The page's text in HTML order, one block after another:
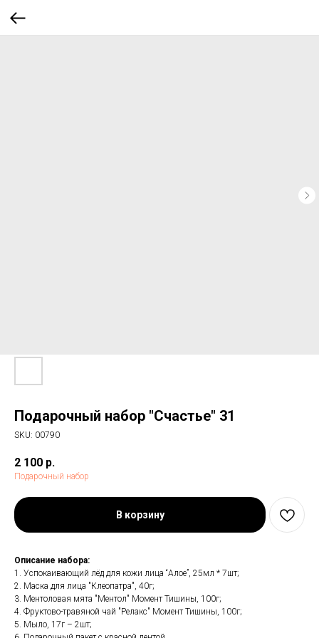
Подарочный набор "Счастье" 31
SKU: 00790
2 100 р.
Подарочный набор
В корзину
Описание набора:
1. Успокаивающий лёд для кожи лица “Алое”, 25мл * 7шт;
2. Маска для лица "Клеопатра", 40г;
3. Ментоловая мята "Ментол" Момент Тишины, 100г;
4. Фруктово-травяной чай "Релакс" Момент Тишины, 100г;
5. Мыло, 17г – 2шт;